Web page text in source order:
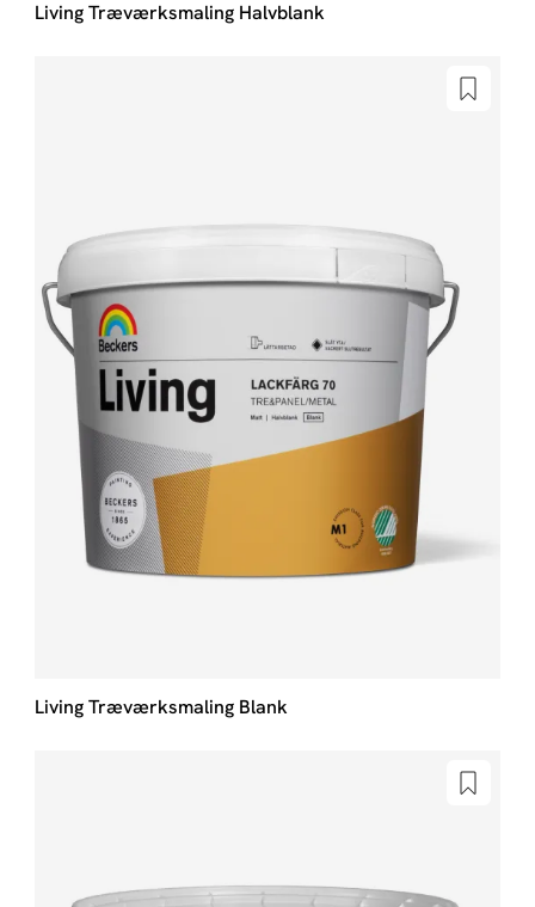
Living Træværksmaling Halvblank
Living Træværksmaling Blank